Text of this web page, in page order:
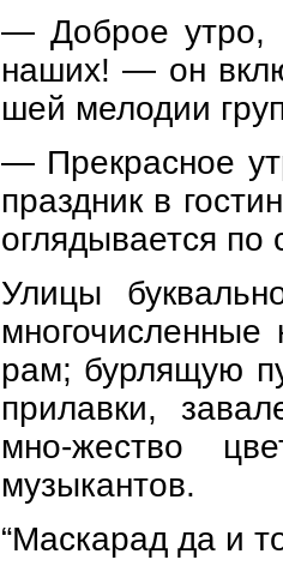
— Доброе утро,
наших! — он
шей мелодии
— Прекрасное
праздник в
оглядывается по
Улицы
рам; бурлящую
прилавки,
мно-жество
музыкантов.
“Маскарад да и